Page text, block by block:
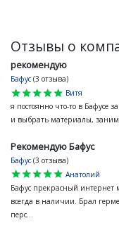
Отзывы о
рекомендую
Бафус (3 отзыва)
star
star
star
star
star
Витя
я постоянно что-то в Бафусе
и выбрать материалы,
Рекомендую Бафус
Бафус (3 отзыва)
star
star
star
star
star
Анатолий
Бафус прекрасный интернет
всегда в наличии. Брал
перс...